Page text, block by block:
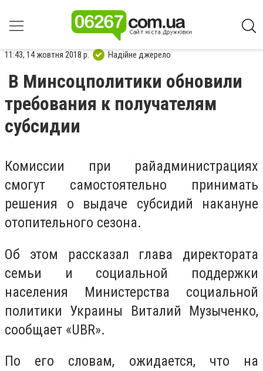
11:43, 14 жовтня 2018 р. Надійне джерело
В Минсоцполитики обновили
требования к получателям
субсидии
Комиссии при райадминистрациях
смогут самостоятельно принимать
решения о выдаче субсидий накануне
отопительного сезона.
Об этом рассказал глава директората
семьи и социальной поддержки
населения Министерства социальной
политики Украины Виталий Музыченко,
сообщает «UBR».
По его словам, ожидается, что на